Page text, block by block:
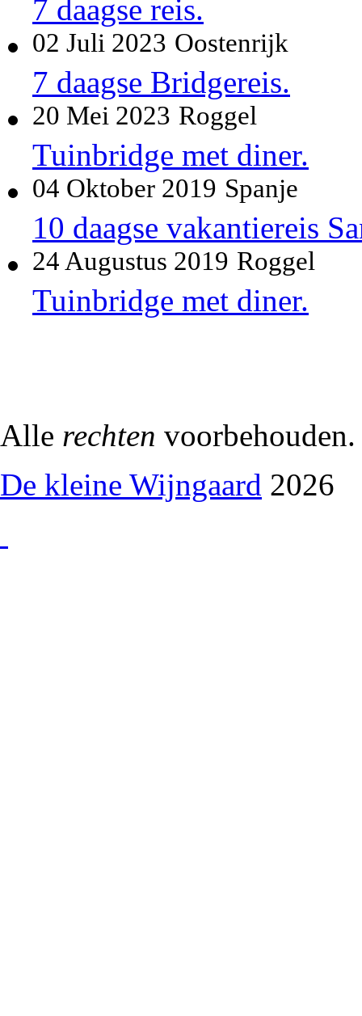
7 daagse reis.
02 Juli 2023 Oostenrijk
7 daagse Bridgereis.
20 Mei 2023 Roggel
Tuinbridge met diner.
04 Oktober 2019 Spanje
10 daagse vakantiereis
24 Augustus 2019 Roggel
Tuinbridge met diner.
Alle rechten voorbehouden.
De kleine Wijngaard 2026